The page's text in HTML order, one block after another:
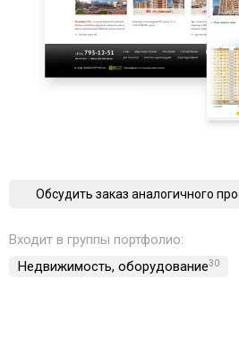
Обсудить заказ аналогичного
Входит в группы портфолио:
Недвижимость, обoрудование30